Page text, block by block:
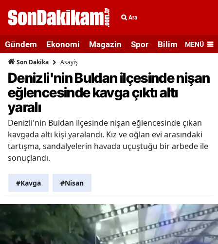
Ara
Gündem Ekonomi Magazin Spor Bilim veMENÜ
Son Dakika Asayiş
Denizli'nin Buldan ilçesinde nişan
eğlencesinde kavga çıktı altı
yaralı
Denizli'nin Buldan ilçesinde nişan eğlencesinde çıkan
kavgada altı kişi yaralandı. Kız ve oğlan evi arasındaki
tartışma, sandalyelerin havada uçuştuğu bir arbede ile
sonuçlandı.
#Kavga #Nisan